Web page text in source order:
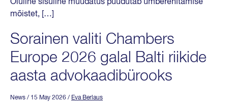
Oluline sisuline muudatus puudutab ümberehitamise
mõistet, […]
Sorainen valiti Chambers
Europe 2026 galal Balti riikide
aasta advokaadibürooks
News / 15 May 2026 / Eva Berlaus